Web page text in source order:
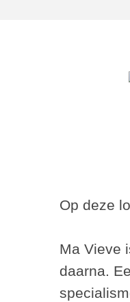
Op deze
Ma Vieve
daarna.